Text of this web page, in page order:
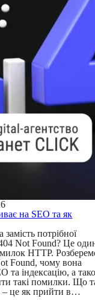
на SEO та як
потрібної
Not Found? Це
HTTP.
Found, чому вона
та індексацію, а
такі помилки. Що
– це як прийти в…